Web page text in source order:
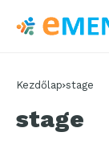
Kezdőlap stage
stage